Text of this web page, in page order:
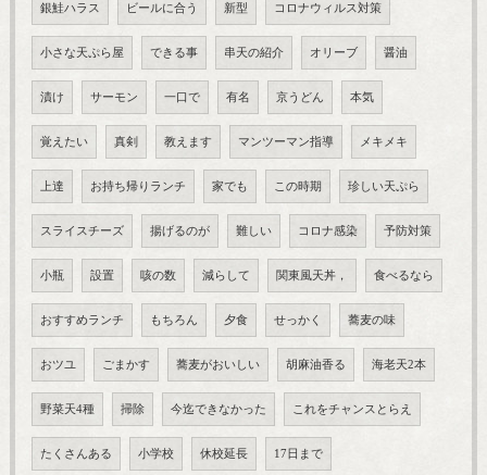
銀鮭ハラス ビールに合う 新型 コロナウィルス対策
小さな天ぷら屋 できる事 串天の紹介 オリーブ 醤油
漬け サーモン 一口で 有名 京うどん 本気
覚えたい 真剣 教えます マンツーマン指導 メキメキ
上達 お持ち帰りランチ 家でも この時期 珍しい天ぷら
スライスチーズ 揚げるのが 難しい コロナ感染 予防対策
小瓶 設置 咳の数 減らして 関東風天丼， 食べるなら
おすすめランチ もちろん 夕食 せっかく 蕎麦の味
おツユ ごまかす 蕎麦がおいしい 胡麻油香る 海老天2本
野菜天4種 掃除 今迄できなかった これをチャンスとらえ
たくさんある 小学校 休校延長 17日まで